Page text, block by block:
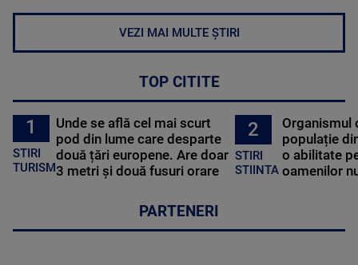
VEZI MAI MULTE ȘTIRI
TOP CITITE
1
STIRI
TURISM
Unde se află cel mai scurt
pod din lume care desparte
două țări europene. Are doar
3 metri și două fusuri orare
2
STIRI
STIINTA
Organismul
populație
o abilitate
oamenilor
PARTENERI